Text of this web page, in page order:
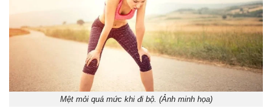
Mệt mỏi quá mức khi đi bộ. (Ảnh minh họa)